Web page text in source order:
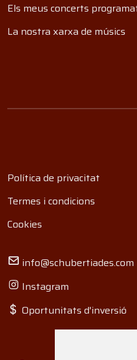
Els meus concerts
La nostra xarxa de músics
Política de privacitat
Termes i condicions
Cookies
info@schubertiades.com
Instagram
Oportunitats d'inversió